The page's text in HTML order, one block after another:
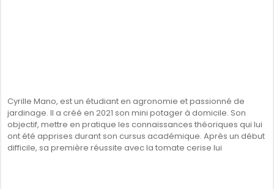
Cyrille Mano, est un étudiant en agronomie et passionné de
jardinage. Il a créé en 2021 son mini potager à domicile. Son
objectif, mettre en pratique les connaissances théoriques qui lui
ont été apprises durant son cursus académique. Après un début
difficile, sa première réussite avec la tomate cerise lui